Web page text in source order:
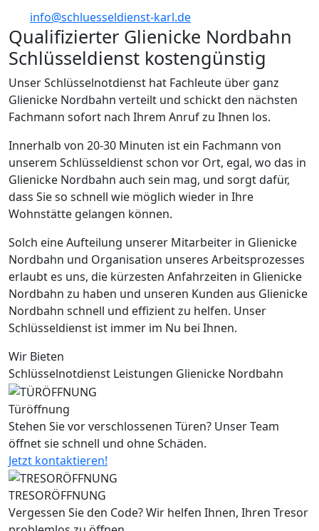
info@schluesseldienst-karl.de
Qualifizierter Glienicke Nordbahn
Schlüsseldienst kostengünstig
Unser Schlüsselnotdienst hat Fachleute über ganz
Glienicke Nordbahn verteilt und schickt den nächsten
Fachmann sofort nach Ihrem Anruf zu Ihnen los.
Innerhalb von 20-30 Minuten ist ein Fachmann von
unserem Schlüsseldienst schon vor Ort, egal, wo das in
Glienicke Nordbahn auch sein mag, und sorgt dafür,
dass Sie so schnell wie möglich wieder in Ihre
Wohnstätte gelangen können.
Solch eine Aufteilung unserer Mitarbeiter in Glienicke
Nordbahn und Organisation unseres Arbeitsprozesses
erlaubt es uns, die kürzesten Anfahrzeiten in Glienicke
Nordbahn zu haben und unseren Kunden aus Glienicke
Nordbahn schnell und effizient zu helfen. Unser
Schlüsseldienst ist immer im Nu bei Ihnen.
Wir Bieten
Schlüsselnotdienst Leistungen Glienicke Nordbahn
Türöffnung
Stehen Sie vor verschlossenen Türen? Unser Team
öffnet sie schnell und ohne Schäden.
Jetzt kontaktieren!
TRESORÖFFNUNG
Vergessen Sie den Code? Wir helfen Ihnen, Ihren Tresor